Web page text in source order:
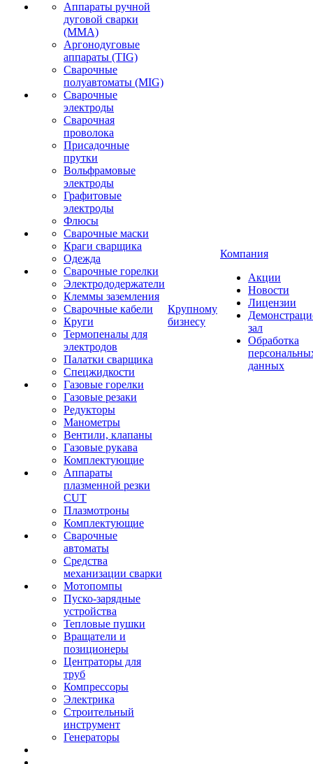
Аппараты ручной
дуговой сварки
(MMA)
Аргонодуговые
аппараты (TIG)
Сварочные
полуавтоматы (MIG)
Сварочные
электроды
Сварочная
проволока
Присадочные
прутки
Вольфрамовые
электроды
Графитовые
электроды
Флюсы
Сварочные маски
Краги сварщика
Одежда
Сварочные горелки
Электрододержатели
Клеммы заземления
Сварочные кабели
Круги
Термопеналы для
электродов
Палатки сварщика
Спецжидкости
Газовые горелки
Газовые резаки
Редукторы
Манометры
Вентили, клапаны
Газовые рукава
Комплектующие
Аппараты
плазменной резки
CUT
Плазмотроны
Комплектующие
Сварочные
автоматы
Средства
механизации сварки
Мотопомпы
Пуско-зарядные
устройства
Тепловые пушки
Вращатели и
позиционеры
Центраторы для
труб
Компрессоры
Электрика
Строительный
инструмент
Генераторы
Крупному
бизнесу
Компания
Акции
Новости
Лицензии
зал
Обработка
данных